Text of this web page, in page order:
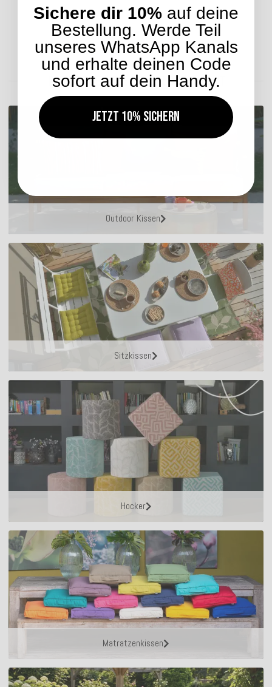
Lieferzeit: ca. 5-7 Werktage
ENTDECKEN SIE UNSER SORTIMENT
Outdoor Kissen
Sitzkissen
Hocker
Matratzenkissen
Sichere dir 10% auf deine
Bestellung. Werde Teil
unseres WhatsApp Kanals
und erhalte deinen Code
sofort auf dein Handy.
Jetzt 10% sichern